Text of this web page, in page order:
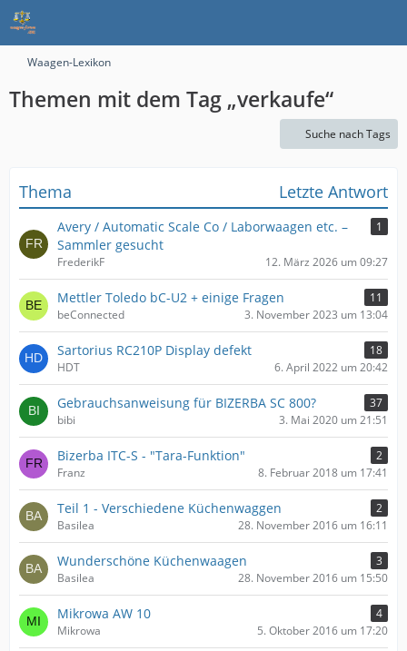
Waagen-Lexikon
Themen mit dem Tag „verkaufe“
Suche nach Tags
Thema Letzte Antwort
Avery / Automatic Scale Co / Laborwaagen etc. –
Sammler gesucht
1
FrederikF 12. März 2026 um 09:27
Mettler Toledo bC-U2 + einige Fragen
11
beConnected
3. November 2023 um 13:04
Sartorius RC210P Display defekt
18
HDT
6. April 2022 um 20:42
Gebrauchsanweisung für BIZERBA SC 800?
37
bibi
3. Mai 2020 um 21:51
Bizerba ITC-S - "Tara-Funktion"
2
Franz
8. Februar 2018 um 17:41
Teil 1 - Verschiedene Küchenwaggen
2
Basilea
28. November 2016 um 16:11
Wunderschöne Küchenwaagen
3
Basilea
28. November 2016 um 15:50
Mikrowa AW 10
4
Mikrowa
5. Oktober 2016 um 17:20